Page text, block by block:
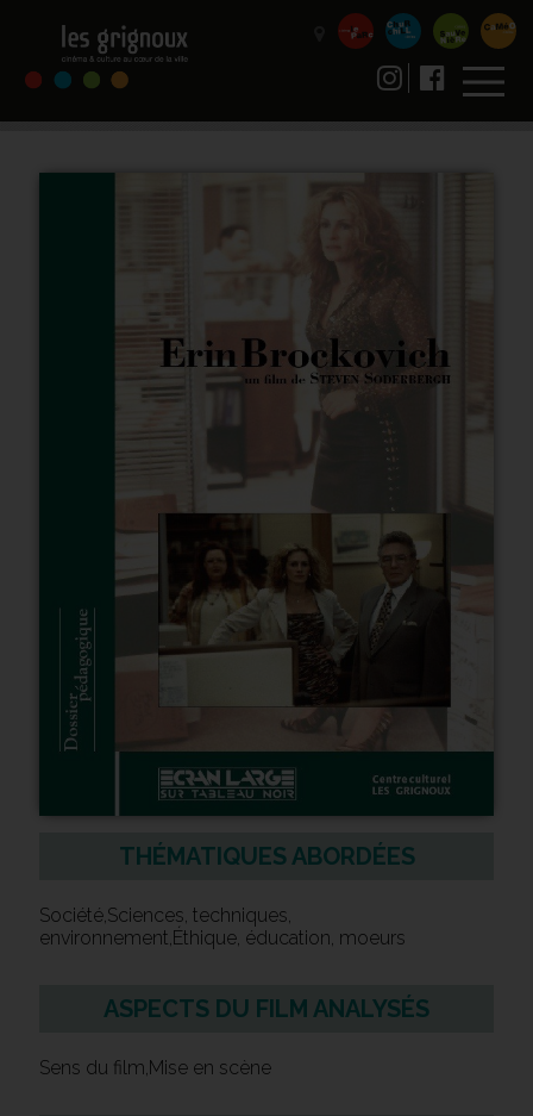
THÉMATIQUES ABORDÉES
Société,Sciences, techniques,
environnement,Éthique, éducation, moeurs
ASPECTS DU FILM ANALYSÉS
Sens du film,Mise en scène